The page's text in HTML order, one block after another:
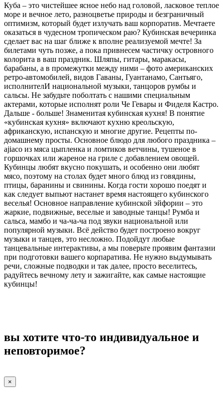
Куба – это чистейшее ясное небо над головой, ласковое теплое
море и вечное лето, разноцветье природы и безграничный
оптимизм, который будет излучать ваш корпоратив. Мечтаете
оказаться в чудесном тропическом раю? Кубинская вечеринка
сделает вас на шаг ближе к вполне реализуемой мечте! За
билетами чуть позже, а пока привнесем частичку островного
колорита в ваш праздник. Шляпы, гитары, маракасы,
барабаны, а в промежутки между ними – фото американских
ретро-автомобилей, видов Гаваны, Гуантанамо, Сантьяго,
исполнителИ национальной музыки, танцоров румбы и
сальсы. Не забудьте поболтать с нашими специальным
актерами, которые исполнят роли Че Гевары и Фиделя Кастро.
Дальше - больше! Знаменитая кубинская кухня! В понятие
«кубинская кухня» включают кухню креольскую,
африканскую, испанскую и многие другие. Рецепты по-
домашнему просты. Основное блюдо для любого праздника –
ajiaco из мяса цыпленка и ломтиков ветчины, тушеное в
горшочках или жареное на гриле с добавлением овощей.
Кубинцы любят вкусно покушать, и особенно они любят
мясо, поэтому на столах будет много блюд из говядины,
птицы, баранины и свинины. Когда гости хорошо поедят и
как следует выпьют настанет время настоящего кубинского
веселья! Основное направление кубинской эйфории – это
жаркие, подвижные, веселые и заводные танцы! Румба и
сальса, мамбо и ча-ча-ча под звуки национальной или
популярной музыки. Всё действо будет построено вокруг
музыки и танцев, это несложно. Подойдут любые
танцевальные интерактивы, а мы поверьте проявим фантазии
при подготовки вашего корпаратива. Не нужно выдумывать
речи, сложные подводки и так далее, просто веселитесь,
радуйтесь вечному лету и зажигайте, как самые настоящие
кубинцы!
вы хотите что-то индивидуальное и
неповторимое?
×